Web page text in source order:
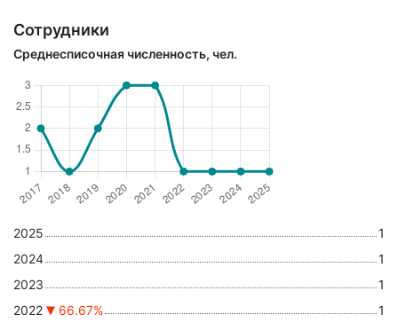
Сотрудники
Среднесписочная численность, чел.
2025
1
2024
1
2023
1
2022
66.67%
1